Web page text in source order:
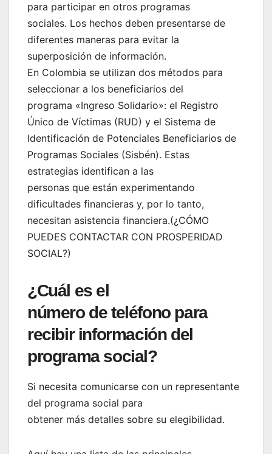
para participar en otros programas
sociales. Los hechos deben presentarse de
diferentes maneras para evitar la
superposición de información.
En Colombia se utilizan dos métodos para
seleccionar a los beneficiarios del
programa «Ingreso Solidario»: el Registro
Único de Víctimas (RUD) y el Sistema de
Identificación de Potenciales Beneficiarios de
Programas Sociales (Sisbén). Estas
estrategias identifican a las
personas que están experimentando
dificultades financieras y, por lo tanto,
necesitan asistencia financiera.(¿CÓMO
PUEDES CONTACTAR CON PROSPERIDAD
SOCIAL?)
¿Cuál es el
número de teléfono para
recibir información del
programa social?
Si necesita comunicarse con un representante
del programa social para
obtener más detalles sobre su elegibilidad.